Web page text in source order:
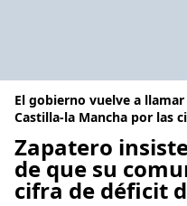
El gobierno vuelve a
Castilla-la Mancha por las
Zapatero
de que su
cifra de déficit